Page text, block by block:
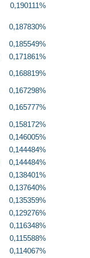
0,190111%
0,187830%
0,185549%
0,171861%
0,168819%
0,167298%
0,165777%
0,158172%
0,146005%
0,144484%
0,144484%
0,138401%
0,137640%
0,135359%
0,129276%
0,116348%
0,115588%
0,114067%